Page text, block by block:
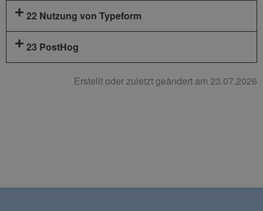
22 Nutzung von Typeform
23 PostHog
Erstellt oder zuletzt geändert am 23.07.2026